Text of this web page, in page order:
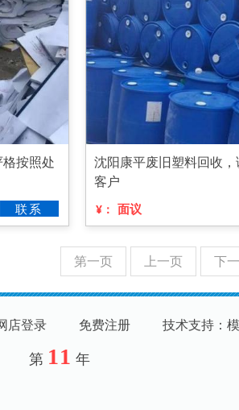
按照处
联系
沈阳康平废旧塑料回收
客户
¥： 面议
第一页 上一页 下
店登录 免费注册 技术支持：
第 11 年